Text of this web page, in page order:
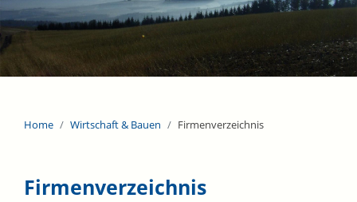
Home Wirtschaft & Bauen Firmenverzeichnis
Firmenverzeichnis